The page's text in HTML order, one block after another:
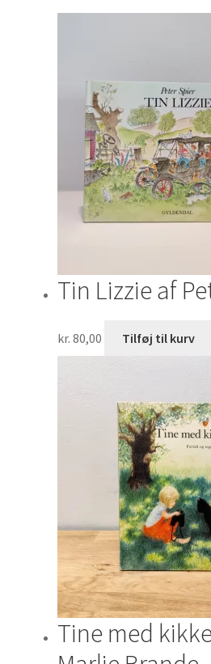
Tin Lizzie af
kr. 80,00 Tilføj til kurv
Tine med